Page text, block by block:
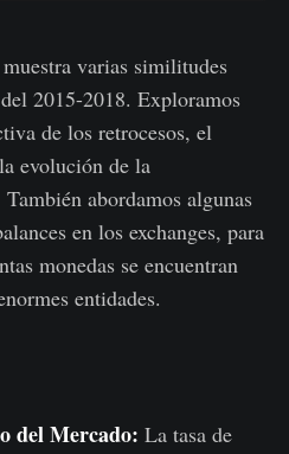
varias similitudes
2015-2018. Exploramos
de los retrocesos, el
evolución de la
abordamos algunas
en los exchanges, para
monedas se encuentran
entidades.
del Mercado: La tasa de